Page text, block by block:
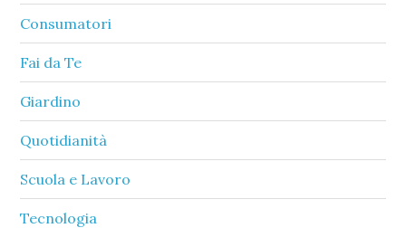
Consumatori
Fai da Te
Giardino
Quotidianità
Scuola e Lavoro
Tecnologia